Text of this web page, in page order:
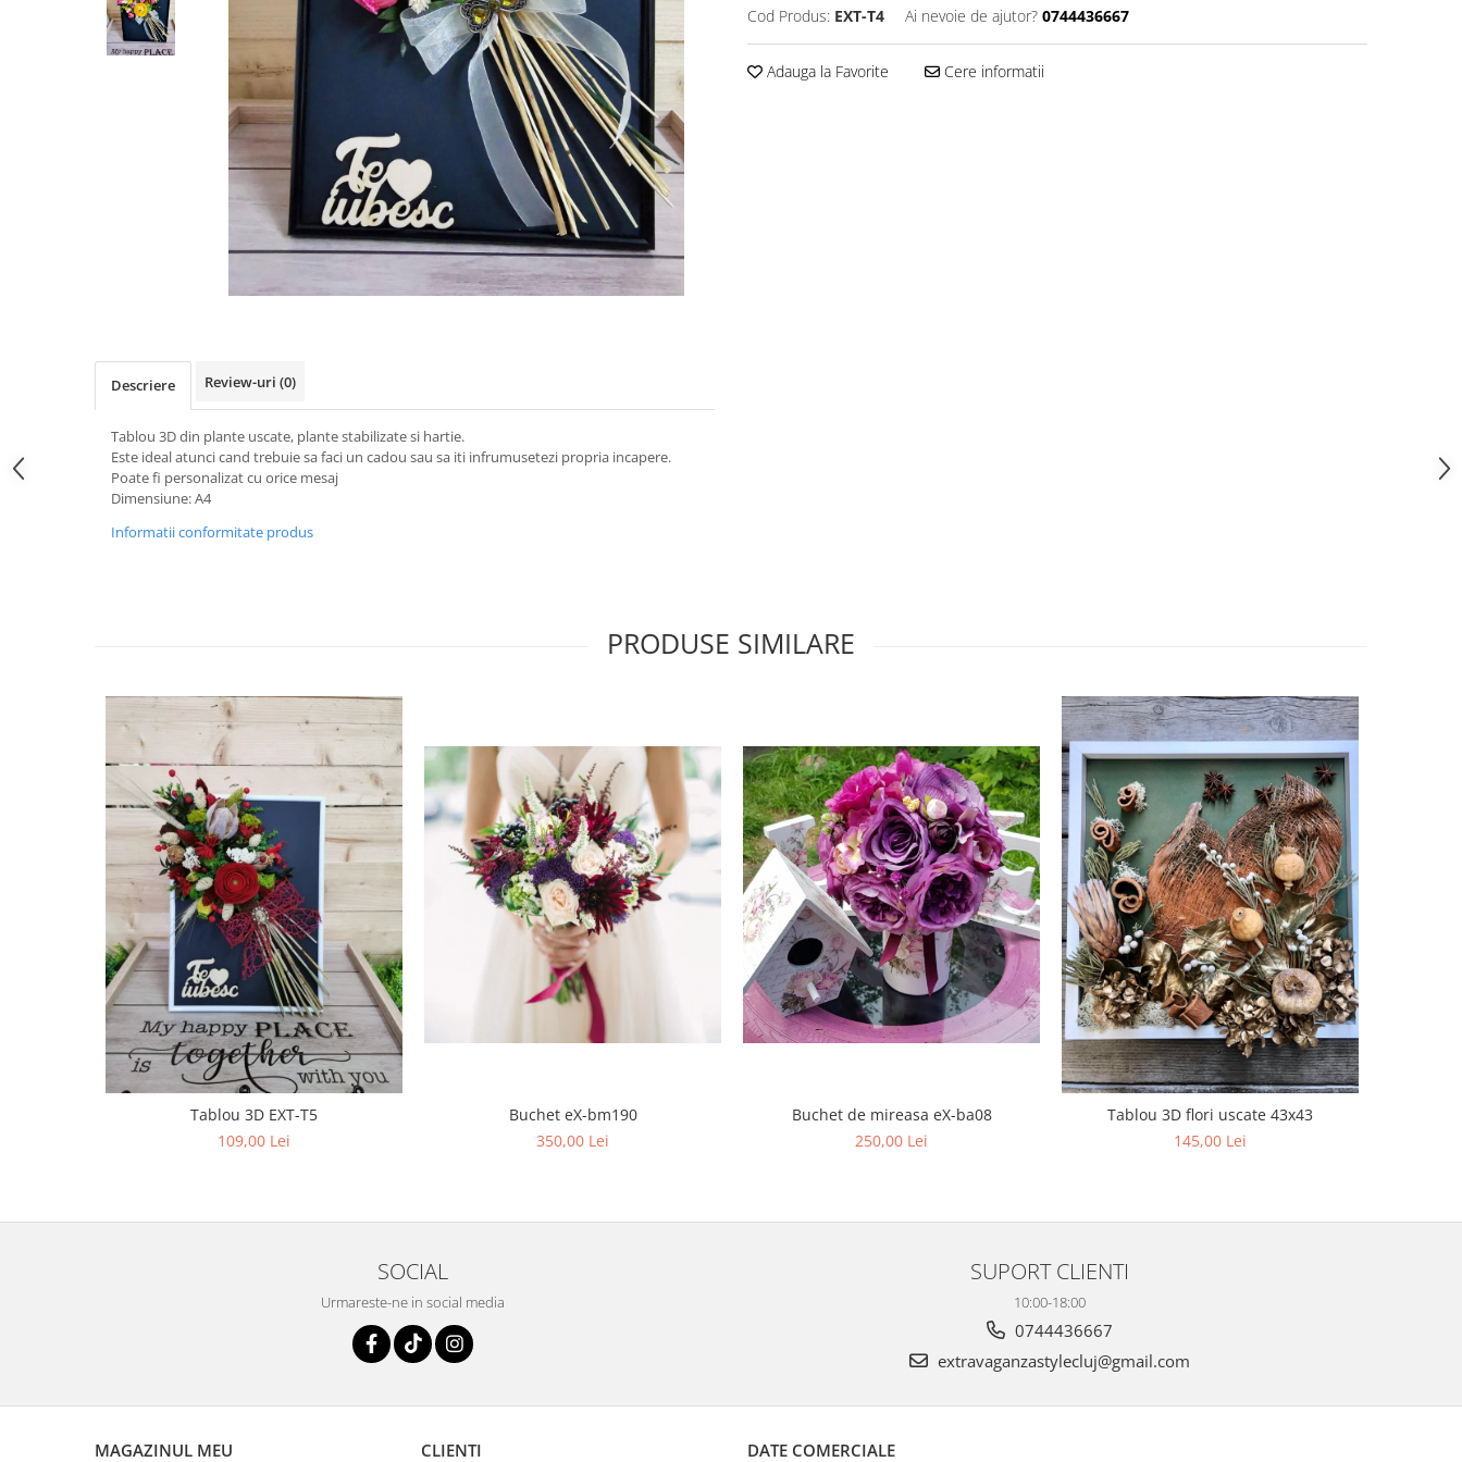
Pachete marturii
Pungi si cutii prajituri
Cutii flori de hartie
Cutii flori de sapun
Toamna și Halloween
Buchete extravagante
HOME & OFFICE Deco
Cod Produs: EXT-T4 Ai nevoie de ajutor? 0744436667
Adauga la Favorite Cere informatii
Descriere Review-uri (0)
Tablou 3D din plante uscate, plante stabilizate si hartie.
Este ideal atunci cand trebuie sa faci un cadou sau sa iti infrumusetezi propria incapere.
Poate fi personalizat cu orice mesaj
Dimensiune: A4
Informatii conformitate produs
PRODUSE SIMILARE
Tablou 3D EXT-T5
109,00 Lei
Buchet eX-bm190
350,00 Lei
Buchet de mireasa eX-ba08
250,00 Lei
Tablou 3D flori uscate 43x43
145,00 Lei
SOCIAL
Urmareste-ne in social media
SUPORT CLIENTI
10:00-18:00
0744436667
extravaganzastylecluj@gmail.com
MAGAZINUL MEU CLIENTI DATE COMERCIALE